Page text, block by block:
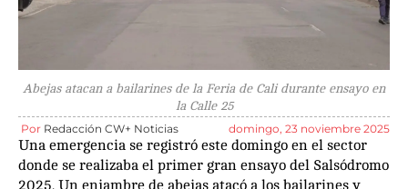
Abejas atacan a bailarines de la Feria de Cali durante ensayo en
la Calle 25
Por Redacción CW+ Noticias domingo, 23 noviembre 2025
Una emergencia se registró este domingo en el sector
donde se realizaba el primer gran ensayo del Salsódromo
2025. Un enjambre de abejas atacó a los bailarines y